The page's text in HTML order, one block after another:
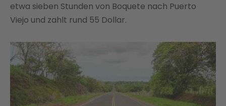
etwa sieben Stunden von Boquete nach Puerto
Viejo und zahlt rund 55 Dollar.